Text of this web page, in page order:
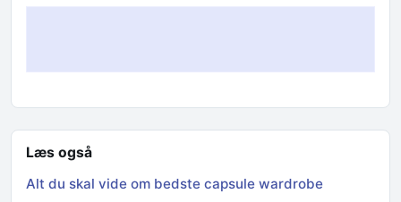
Læs også
Alt du skal vide om bedste capsule wardrobe